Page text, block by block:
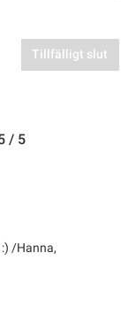
Tillfälligt slut
/ 5
/Hanna,